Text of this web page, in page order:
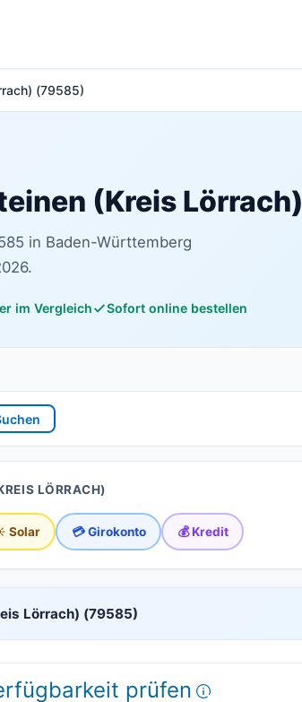
(79585)
(Kreis Lörrach)
in Baden-Württemberg
im Vergleich Sofort online bestellen
LÖRRACH)
Solar 💳 Girokonto 💰 Kredit
Lörrach) (79585)